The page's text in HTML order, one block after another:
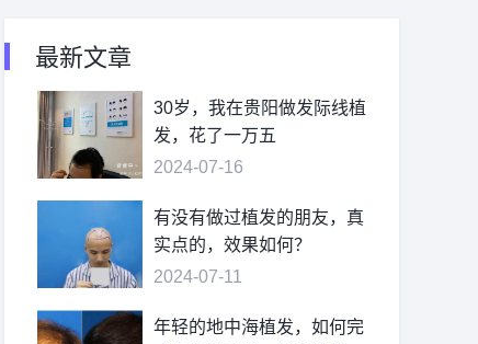
最新文章
30岁，我在贵阳做发际线植
发，花了一万五
2024-07-16
有没有做过植发的朋友，真
实点的，效果如何？
2024-07-11
年轻的地中海植发，如何完